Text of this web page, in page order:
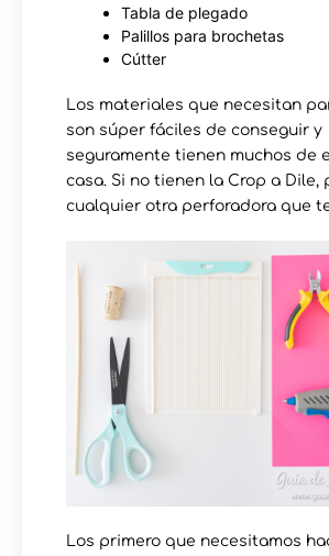
Tabla de plegado
Palillos para brochetas
Cútter
Los materiales que necesitan
son súper fáciles de conseguir y
seguramente tienen muchos de
casa. Si no tienen la Crop a Dile,
cualquier otra perforadora que
Los primero que necesitamos